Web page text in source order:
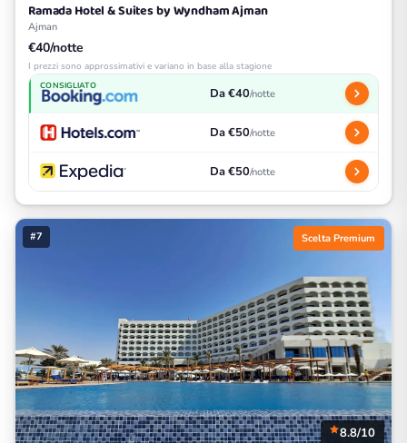
Ramada Hotel & Suites by Wyndham Ajman
Ajman
€40/notte
I prezzi sono approssimativi e variano in base alla stagione
CONSIGLIATO Da €40/notte
Da €50/notte
Da €50/notte
#7 Scelta Premium
8.8/10